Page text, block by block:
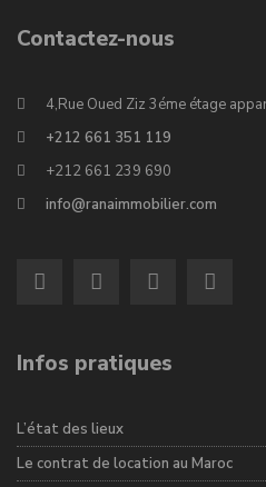
Contactez-nous
4,Rue Oued Ziz 3éme étage
+212 661 351 119
+212 661 239 690
info@ranaimmobilier.com
Infos pratiques
L’état des lieux
Le contrat de location au Maroc